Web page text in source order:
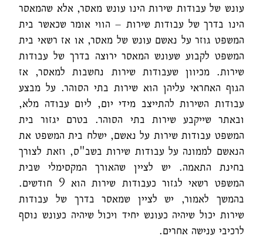
עונש של עבודות שירות הינו עונש מאסר, אלא שהמאסר
הינו בדרך של עבודות שירות – הווי אומר שכאשר בית
המשפט גוזר על נאשם עונש של מאסר, או אז רשאי בית
המשפט לקבוע שעונש המאסר ירוצה בדרך של עבודות
שירות. מכיוון שעבודות שירות נחשבות למאסר, אז
הגוף האחראי עליהן הוא שירות בתי הסוהר. על מבצע
עבודות השירות להתייצב מידי יום, ליום עבודה מלא,
ובאתר שייקבע שירות בתי הסוהר. בטרם יגזור בית
המשפט עבודות שירות על נאשם, ישלח בית המשפט את
הנאשם לממונה על עבודות שירות בשב"ס, וזאת לצורך
בחינת התאמה. יש לציין שהאורך המקסימלי שבית
המשפט רשאי לגזור כעבודות שירות הוא 9 חודשים.
בהמשך לאמור, יש לציין שמאסר בדרך של עבודות
שירות יכול שיהיה כעונש יחיד ויכול שיהיה כעונש נוסף
לרכיבי ענישה אחרים.